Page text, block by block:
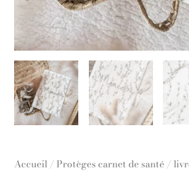
Accueil / Protèges carnet de santé /